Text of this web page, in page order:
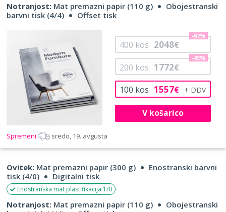
Notranjost: Mat premazni papir (110 g)
Obojestranski
barvni tisk (4/4)
Offset tisk
100 kos 1557€
200 kos 1772€
-43%
400 kos 2048€
-67%
V košarico
Spremeni sredo, 19. avgusta
Ovitek: Mat premazni papir (300 g)
Enostranski barvni
tisk (4/0)
Digitalni tisk
Enostranska mat plastifikacija 1/0
Notranjost: Mat premazni papir (110 g)
Obojestranski